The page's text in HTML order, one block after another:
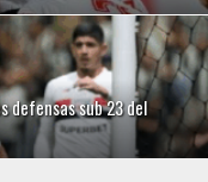
defensas sub 23 del